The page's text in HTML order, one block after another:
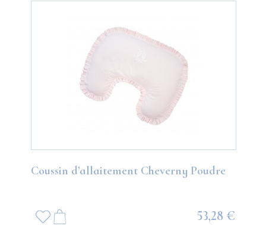
Coussin d’allaitement Cheverny Poudre
53,28 €